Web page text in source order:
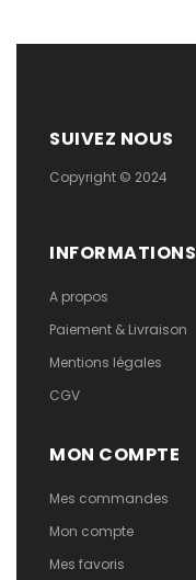
SUIVEZ NOUS
Copyright © 2024
INFORMATIONS
A propos
Paiement & Livraison
Mentions légales
CGV
MON COMPTE
Mes commandes
Mon compte
Mes favoris